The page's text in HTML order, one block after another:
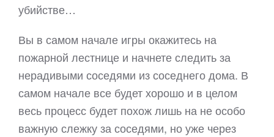
убийстве…
Вы в самом начале игры окажитесь на
пожарной лестнице и начнете следить за
нерадивыми соседями из соседнего дома. В
самом начале все будет хорошо и в целом
весь процесс будет похож лишь на не особо
важную слежку за соседями, но уже через